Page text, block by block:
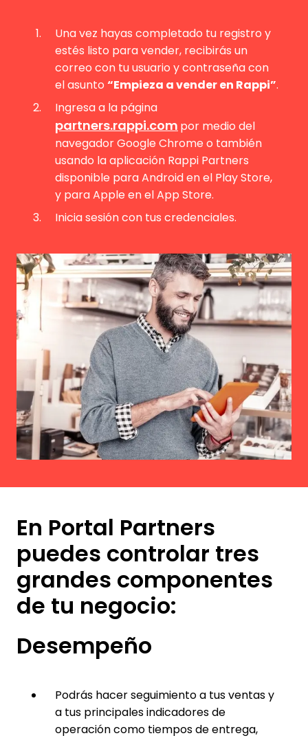
Una vez hayas completado tu registro y
estés listo para vender, recibirás un
correo con tu usuario y contraseña con
el asunto “Empieza a vender en Rappi”.
Ingresa a la página
partners.rappi.com por medio del
navegador Google Chrome o también
usando la aplicación Rappi Partners
disponible para Android en el Play Store,
y para Apple en el App Store.
Inicia sesión con tus credenciales.
En Portal Partners
puedes controlar tres
grandes componentes
de tu negocio:
Desempeño
Podrás hacer seguimiento a tus ventas y
a tus principales indicadores de
operación como tiempos de entrega,